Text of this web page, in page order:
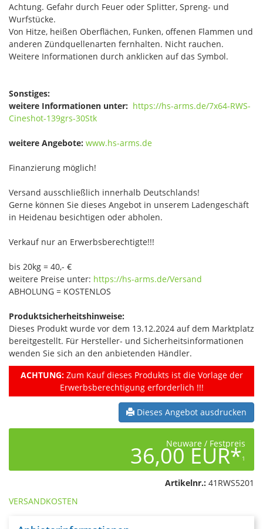
Achtung. Gefahr durch Feuer oder Splitter, Spreng- und
Wurfstücke.
Von Hitze, heißen Oberflächen, Funken, offenen Flammen und
anderen Zündquellenarten fernhalten. Nicht rauchen.
Weitere Informationen durch anklicken auf das Symbol.
Sonstiges:
weitere Informationen unter: https://hs-arms.de/7x64-RWS-
Cineshot-139grs-30Stk
weitere Angebote: www.hs-arms.de
Finanzierung möglich!
Versand ausschließlich innerhalb Deutschlands!
Gerne können Sie dieses Angebot in unserem Ladengeschäft
in Heidenau besichtigen oder abholen.
Verkauf nur an Erwerbsberechtigte!!!
bis 20kg = 40,- €
weitere Preise unter: https://hs-arms.de/Versand
ABHOLUNG = KOSTENLOS
Produktsicherheitshinweise:
Dieses Produkt wurde vor dem 13.12.2024 auf dem Marktplatz
bereitgestellt. Für Hersteller- und Sicherheitsinformationen
wenden Sie sich an den anbietenden Händler.
ACHTUNG:Zum Kauf dieses Produkts ist die Vorlage der
Erwerbsberechtigung erforderlich !!!
Dieses Angebot ausdrucken
Neuware / Festpreis
36,00 EUR*1
Artikelnr.: 41RWS5201
VERSANDKOSTEN